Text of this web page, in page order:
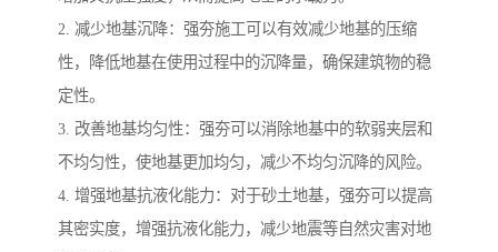
2. 减少地基沉降：强夯施工可以有效减少地基的压缩
性，降低地基在使用过程中的沉降量，确保建筑物的稳
定性。
3. 改善地基均匀性：强夯可以消除地基中的软弱夹层和
不均匀性，使地基更加均匀，减少不均匀沉降的风险。
4. 增强地基抗液化能力：对于砂土地基，强夯可以提高
其密实度，增强抗液化能力，减少地震等自然灾害对地